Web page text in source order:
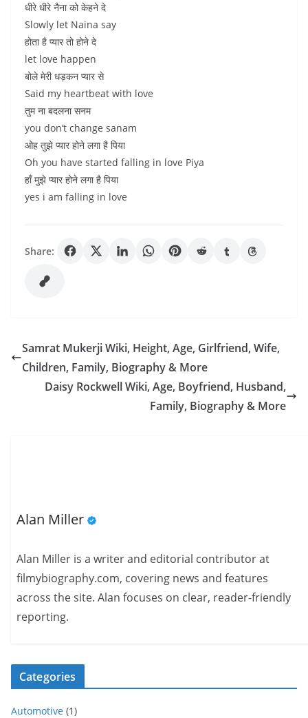
धीरे धीरे नैना को केहने दे
Slowly let Naina say
होता है प्यार तो होने दे
let love happen
बोले मेरी धड़कन प्यार से
Said my heartbeat with love
तुम ना बदलना सनम
you don’t change sanam
ओह तुझे प्यार होने लगा है पिया
Oh you have started falling in love Piya
हाँ मुझे प्यार होने लगा है पिया
yes i am falling in love
Share:
Samrat Mukerji Wiki, Height, Age, Girlfriend, Wife,
Children, Family, Biography & More
Daisy Rockwell Wiki, Age, Boyfriend, Husband,
Family, Biography & More
Alan Miller
Alan Miller is a writer and editorial contributor at
filmybiography.com, covering news and features
across the site. Alan focuses on clear, reader-friendly
reporting.
Categories
Automotive (1)